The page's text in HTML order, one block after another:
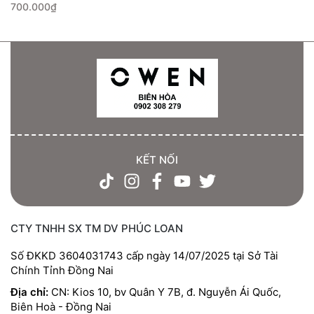
700.000₫
KẾT NỐI
CTY TNHH SX TM DV PHÚC LOAN
Số ĐKKD 3604031743 cấp ngày 14/07/2025 tại Sở Tài
Chính Tỉnh Đồng Nai
Địa chỉ: CN: Kios 10, bv Quân Y 7B, đ. Nguyễn Ái Quốc,
Biên Hoà - Đồng Nai